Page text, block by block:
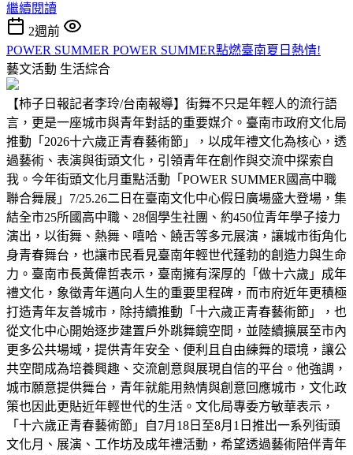
繼續閱讀
2週前
POWER SUMMER POWER SUMMER點燃臺南夏日熱情!
藝文活動 生活綜合
【柿子日報記者李玲/台南報導】街舞不只是年輕人的流行語
言，更是一座城市與青年對話的重要媒介。臺南市政府文化局
推動「2026十六歲正青春藝術節」，以成年禮文化為核心，透
過藝術、表演與街頭文化，引領青年在創作與交流中探索自
我。今年街頭文化月重點活動「POWER SUMMER國高中職
聯合舞展」7/25.26二日在臺南文化中心假日廣場盛大登場，集
結全市25所國高中職、28個學生社團、約450位青年學子接力
演出，以街舞、熱舞、嘻哈、饒舌等多元展演，讓城市街角化
身青春舞台，也讓市民看見臺南年輕世代蓬勃的創造力與生命
力。臺南市長黃偉哲表示，臺南擁有深厚的「做十六歲」成年
禮文化，象徵青年邁向人生的重要里程碑，而市府近年更積極
打造青年友善城市，除持續推動「十六歲正青春藝術節」，也
從文化中心開始逐步建置戶外跳舞鏡空間，並陸續擴展至市內
更多公共場域，提供青年安全、便利且自由練舞的環境，讓公
共空間成為培養興趣、交流創意與展現自信的平台。他強調，
城市願意提供舞台，青年就能用熱情與創意回應城市，文化政
策也因此更貼近年輕世代的生活。文化局專委方敏華表示，
「十六歲正青春藝術節」自7月18日至8月1日推出一系列街頭
文化月、展演、工作坊及成年禮活動，希望透過藝術陪伴青年